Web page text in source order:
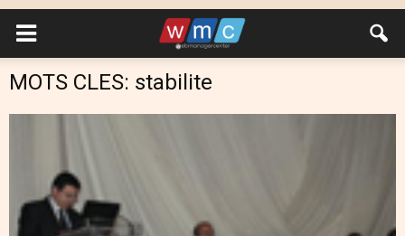
MOTS CLES: stabilite